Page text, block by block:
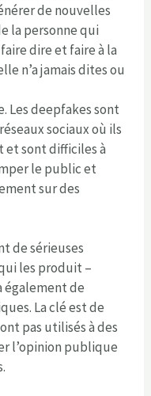
de nouvelles
la personne qui
dire et faire à la
n’a jamais dites ou
Les deepfakes sont
sociaux où ils
et sont difficiles à
le public et
sur des
de sérieuses
les produit –
également de
La clé est de
pas utilisés à des
l’opinion publique